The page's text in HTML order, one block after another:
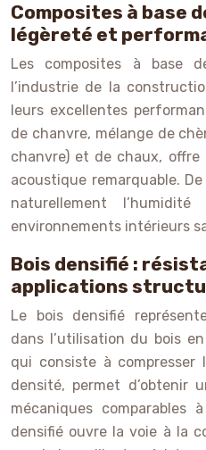
Composites à base
légèreté et
Les composites à base
l’industrie de la
leurs excellentes
de chanvre, mélange de
chanvre) et de chaux,
acoustique remarquable.
naturellement
environnements intérieurs
Bois densifié :
applications
Le bois densifié
dans l’utilisation du bois
qui consiste à compresser
densité, permet d’obtenir
mécaniques comparables
densifié ouvre la voie à la